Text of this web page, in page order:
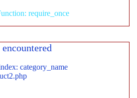
require_once
category_name